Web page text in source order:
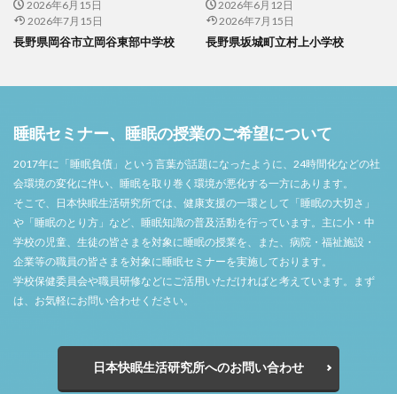
2026年6月15日
2026年7月15日
長野県岡谷市立岡谷東部中学校
2026年6月12日
2026年7月15日
長野県坂城町立村上小学校
睡眠セミナー、睡眠の授業のご希望について
2017年に「睡眠負債」という言葉が話題になったように、24時間化などの社
会環境の変化に伴い、睡眠を取り巻く環境が悪化する一方にあります。
そこで、日本快眠生活研究所では、健康支援の一環として「睡眠の大切さ」
や「睡眠のとり方」など、睡眠知識の普及活動を行っています。主に小・中
学校の児童、生徒の皆さまを対象に睡眠の授業を、また、病院・福祉施設・
企業等の職員の皆さまを対象に睡眠セミナーを実施しております。
学校保健委員会や職員研修などにご活用いただければと考えています。まず
は、お気軽にお問い合わせください。
日本快眠生活研究所へのお問い合わせ